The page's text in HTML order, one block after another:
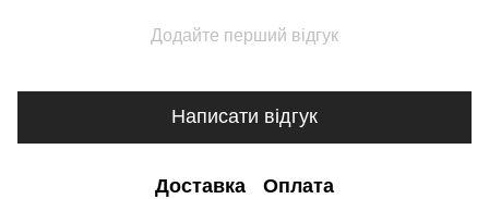
Додайте перший відгук
Написати відгук
Доставка Оплата